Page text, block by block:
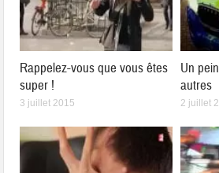
Rappelez-vous que vous êtes
super !
3 juillet 2015
Un
autres
2 juillet